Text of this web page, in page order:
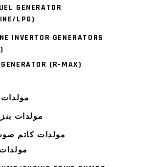
GENERATOR
LPG)
INVERTOR GENERATORS
(R-MAX)
مولدات
مولدات
مولدات كاتم